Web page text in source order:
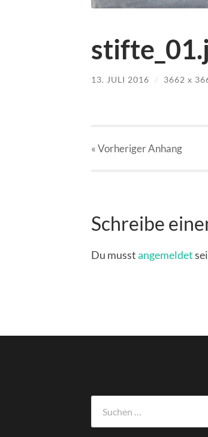
13. JULI 2016 / 3662 x
« VorherigerAnhang
Schreibe
Du musstangemeldet
nach: